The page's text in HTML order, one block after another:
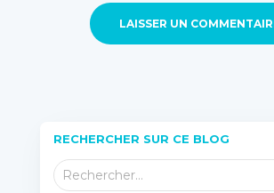
RECHERCHER SUR CE BLOG
R Rechercher…